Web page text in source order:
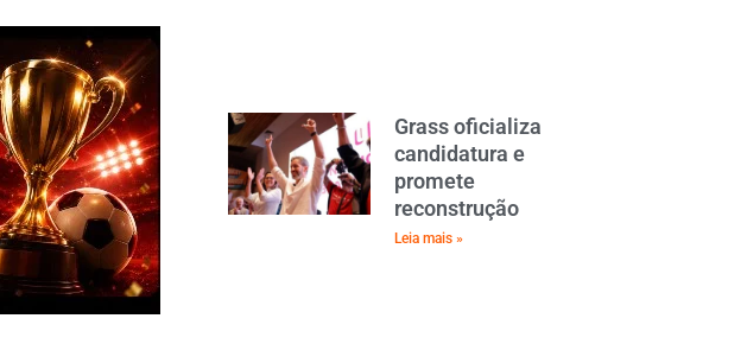
Grass oficializa
candidatura e
promete
reconstrução
Leia mais »